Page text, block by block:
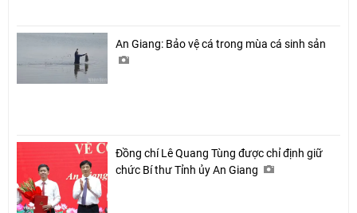
An Giang: Bảo vệ cá trong mùa cá sinh sản
Đồng chí Lê Quang Tùng được chỉ định giữ
chức Bí thư Tỉnh ủy An Giang